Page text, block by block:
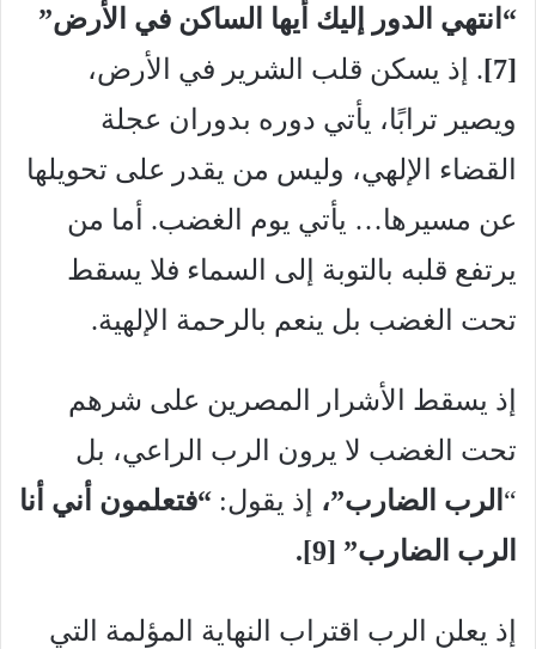
“انتهي الدور إليك أيها الساكن في الأرض”
[7]
. إذ يسكن قلب الشرير في الأرض،
ويصير ترابًا، يأتي دوره بدوران عجلة
القضاء الإلهي، وليس من يقدر على تحويلها
عن مسيرها… يأتي يوم الغضب. أما من
يرتفع قلبه بالتوبة إلى السماء فلا يسقط
تحت الغضب بل ينعم بالرحمة الإلهية.
إذ يسقط الأشرار المصرين على شرهم
تحت الغضب لا يرون الرب الراعي، بل
“ الرب الضارب”، إذ يقول: “فتعلمون أني أنا
الرب الضارب” [9 ].
إذ يعلن الرب اقتراب النهاية المؤلمة التي